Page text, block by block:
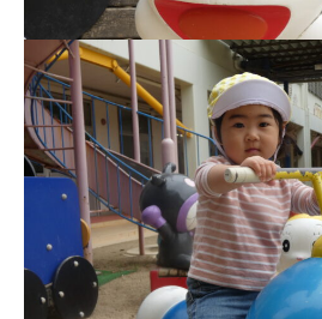
グループ施設・
関係先リンク
学校法⼈鴨⾕学園 鳳幼稚園
学校法⼈諏訪森学園 諏訪森幼稚
園
⼤阪府私⽴幼稚園連盟
社会福祉法人野田福祉会